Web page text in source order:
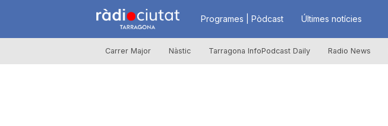
R
à
Programes | Pòdcast Últimes notícies
Carrer Major Nàstic Tarragona InfoPodcast Daily Radio News